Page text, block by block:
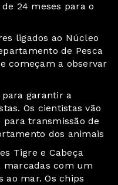
24 meses para o
ligados ao Núcleo
de Pesca
começam a observar
garantir a
Os cientistas vão
transmissão de
dos animais
Tigre e Cabeça
marcadas com um
ao mar. Os chips